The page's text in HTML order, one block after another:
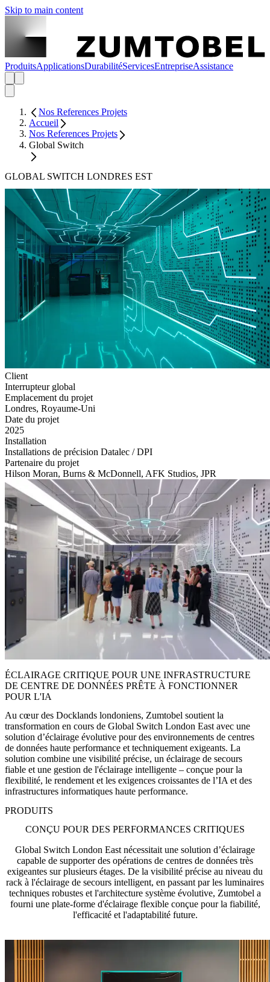
Skip to main content
ProduitsApplicationsDurabilitéServicesEntrepriseAssistance
Nos References Projets
Accueil
Nos References Projets
Global Switch
GLOBAL SWITCH LONDRES EST
Client
Interrupteur global
Emplacement du projet
Londres, Royaume-Uni
Date du projet
2025
Installation
Installations de précision Datalec / DPI
Partenaire du projet
Hilson Moran, Burns & McDonnell, AFK Studios, JPR
ÉCLAIRAGE CRITIQUE POUR UNE INFRASTRUCTURE
DE CENTRE DE DONNÉES PRÊTE À FONCTIONNER
POUR L'IA
Au cœur des Docklands londoniens, Zumtobel soutient la
transformation en cours de Global Switch London East avec une
solution d’éclairage évolutive pour des environnements de centres
de données haute performance et techniquement exigeants. La
solution combine une visibilité précise, un éclairage de secours
fiable et une gestion de l'éclairage intelligente – conçue pour la
flexibilité, le rendement et les exigences croissantes de l’IA et des
infrastructures informatiques haute performance.
PRODUITS
CONÇU POUR DES PERFORMANCES CRITIQUES
Global Switch London East nécessitait une solution d’éclairage
capable de supporter des opérations de centres de données très
exigeantes sur plusieurs étages. De la visibilité précise au niveau du
rack à l'éclairage de secours intelligent, en passant par les luminaires
techniques robustes et l'architecture système évolutive, Zumtobel a
fourni une plate-forme d'éclairage flexible conçue pour la fiabilité,
l'efficacité et l'adaptabilité future.